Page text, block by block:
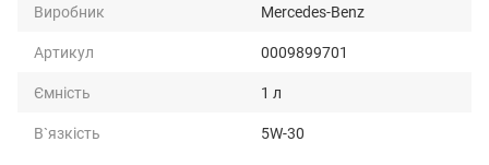
Виробник
Mercedes-Benz
Артикул
0009899701
Ємність
1 л
В`язкість
5W-30